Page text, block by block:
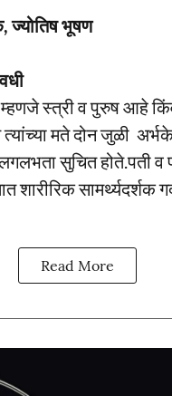
ज्योतिष भूषण
म्हणजे स्त्री व पुरुष आहे
मते दोन जुळी अर्भके
सुचित होते.पती व
शारीरिक
Read More